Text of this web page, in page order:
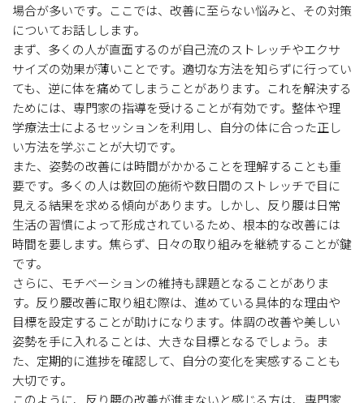
場合が多いです。ここでは、改善に至らない悩みと、その対策
についてお話しします。
まず、多くの人が直面するのが自己流のストレッチやエクサ
サイズの効果が薄いことです。適切な方法を知らずに行ってい
ても、逆に体を痛めてしまうことがあります。これを解決する
ためには、専門家の指導を受けることが有効です。整体や理
学療法士によるセッションを利用し、自分の体に合った正し
い方法を学ぶことが大切です。
また、姿勢の改善には時間がかかることを理解することも重
要です。多くの人は数回の施術や数日間のストレッチで目に
見える結果を求める傾向があります。しかし、反り腰は日常
生活の習慣によって形成されているため、根本的な改善には
時間を要します。焦らず、日々の取り組みを継続することが鍵
です。
さらに、モチベーションの維持も課題となることがありま
す。反り腰改善に取り組む際は、進めている具体的な理由や
目標を設定することが助けになります。体調の改善や美しい
姿勢を手に入れることは、大きな目標となるでしょう。ま
た、定期的に進捗を確認して、自分の変化を実感することも
大切です。
このように、反り腰の改善が進まないと感じる方は、専門家